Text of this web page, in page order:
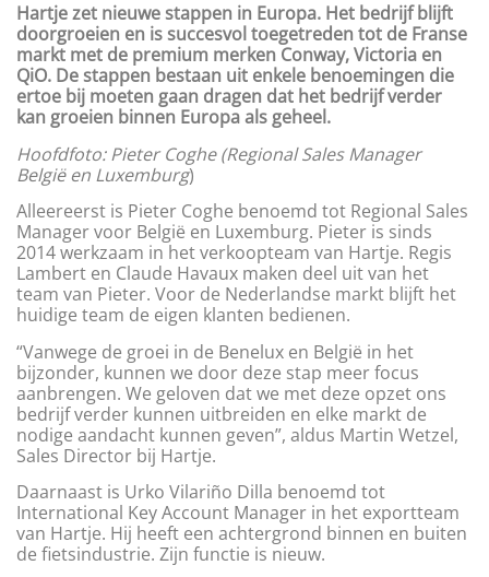
Hartje zet nieuwe stappen in Europa. Het bedrijf blijft
doorgroeien en is succesvol toegetreden tot de Franse
markt met de premium merken Conway, Victoria en
QiO. De stappen bestaan uit enkele benoemingen die
ertoe bij moeten gaan dragen dat het bedrijf verder
kan groeien binnen Europa als geheel.
Hoofdfoto: Pieter Coghe (Regional Sales Manager
België en Luxemburg)
Alleereerst is Pieter Coghe benoemd tot Regional Sales
Manager voor België en Luxemburg. Pieter is sinds
2014 werkzaam in het verkoopteam van Hartje. Regis
Lambert en Claude Havaux maken deel uit van het
team van Pieter. Voor de Nederlandse markt blijft het
huidige team de eigen klanten bedienen.
“Vanwege de groei in de Benelux en België in het
bijzonder, kunnen we door deze stap meer focus
aanbrengen. We geloven dat we met deze opzet ons
bedrijf verder kunnen uitbreiden en elke markt de
nodige aandacht kunnen geven”, aldus Martin Wetzel,
Sales Director bij Hartje.
Daarnaast is Urko Vilariño Dilla benoemd tot
International Key Account Manager in het exportteam
van Hartje. Hij heeft een achtergrond binnen en buiten
de fietsindustrie. Zijn functie is nieuw.